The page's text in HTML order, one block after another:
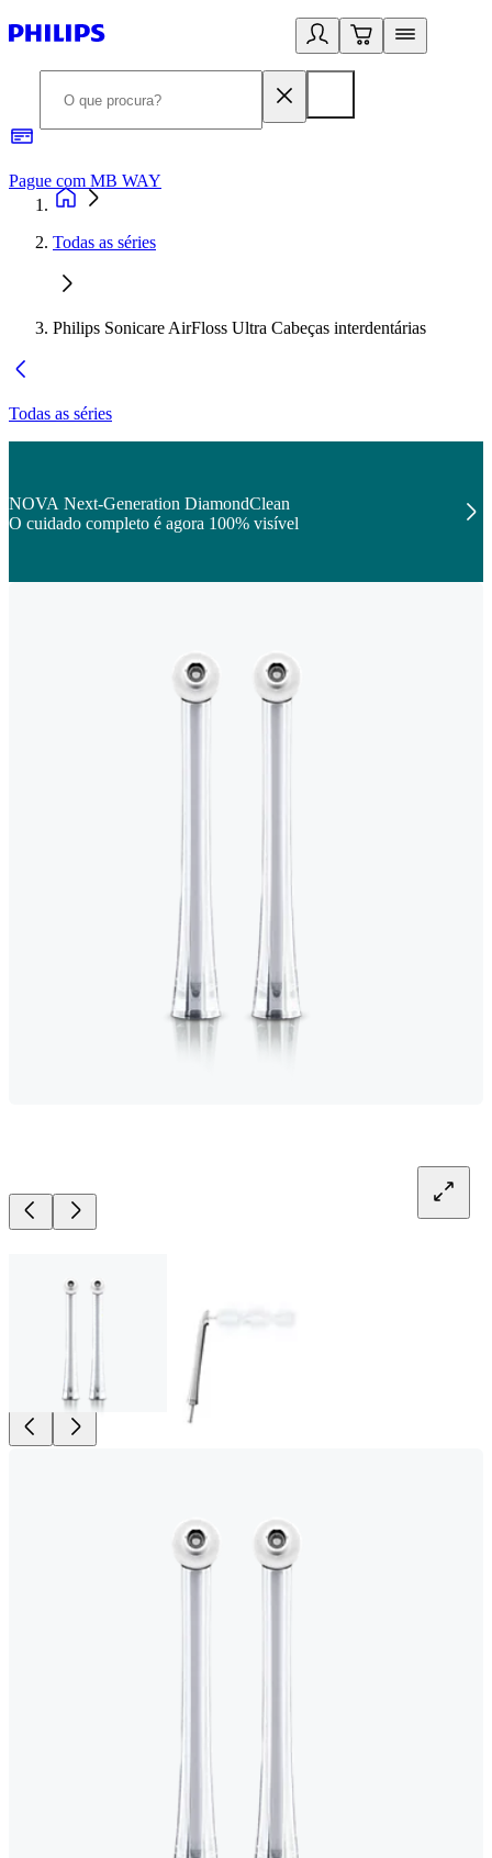
Pague com MB WAY
Todas as séries
Philips Sonicare AirFloss Ultra Cabeças interdentárias
Todas as séries
NOVA Next-Generation DiamondClean
O cuidado completo é agora 100% visível